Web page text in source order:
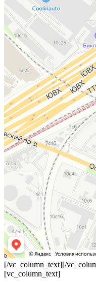
[/vc_column_text][/
[vc_column_text]